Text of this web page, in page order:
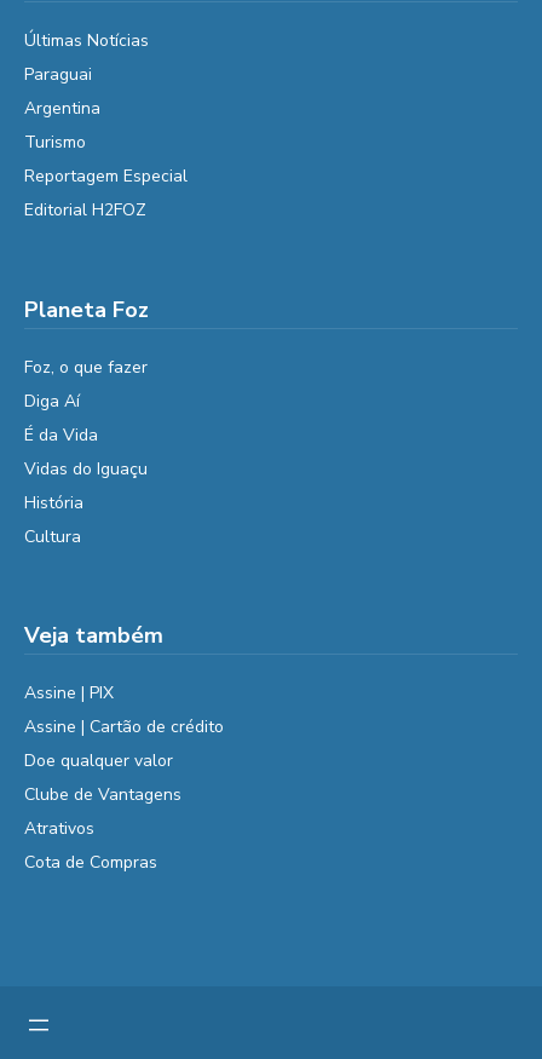
Últimas Notícias
Paraguai
Argentina
Turismo
Reportagem Especial
Editorial H2FOZ
Planeta Foz
Foz, o que fazer
Diga Aí
É da Vida
Vidas do Iguaçu
História
Cultura
Veja também
Assine | PIX
Assine | Cartão de crédito
Doe qualquer valor
Clube de Vantagens
Atrativos
Cota de Compras